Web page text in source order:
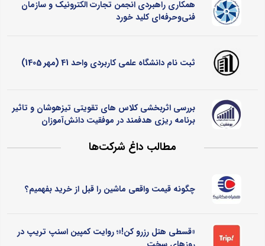
همکاری راهبردی انجمن تجارت الکترونیک و سازمان
فنی‌وحرفه‌ای کلید خورد
ثبت نام دانشگاه علمی کاربردی واحد 41 (مهر 1405)
بررسی اثربخشی کلاس ‌های تقویتی تیزهوشان و تاثیر
برنامه ‌ریزی هدفمند در موفقیت دانش‌آموزان
مطالب داغ شرکت‌ها
چگونه قیمت واقعی ماشین را قبل از خرید بفهمیم؟
«قسطی هتل رزرو کن!»؛ روایت کمپین اسنپ تریپ در